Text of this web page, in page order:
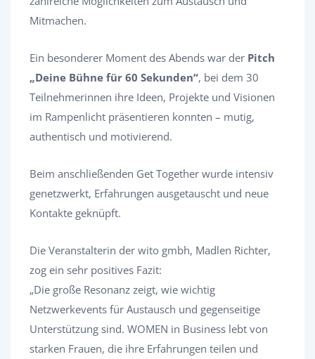
Mitmachen.
Ein besonderer Moment des Abends war der Pitch
„Deine Bühne für 60 Sekunden“, bei dem 30
Teilnehmerinnen ihre Ideen, Projekte und Visionen
im Rampenlicht präsentieren konnten – mutig,
authentisch und motivierend.
Beim anschließenden Get Together wurde intensiv
genetzwerkt, Erfahrungen ausgetauscht und neue
Kontakte geknüpft.
Die Veranstalterin der wito gmbh, Madlen Richter,
zog ein sehr positives Fazit:
„Die große Resonanz zeigt, wie wichtig
Netzwerkevents für Austausch und gegenseitige
Unterstützung sind. WOMEN in Business lebt von
starken Frauen, die ihre Erfahrungen teilen und